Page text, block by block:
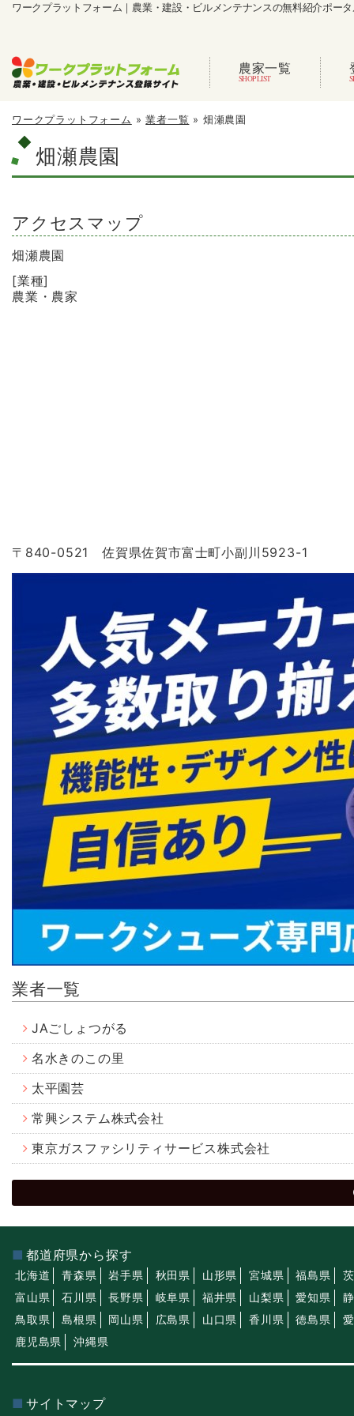
ワークプラットフォーム｜農業・建設・ビルメンテナンスの無料紹介ポー
農家一覧
ワークプラットフォーム »業者一覧 » 畑瀬農園
畑瀬農園
アクセスマップ
畑瀬農園
[業種]
農業・農家
〒840-0521 佐賀県佐賀市富士町小副川5923-1
業者一覧
JAごしょつがる
名水きのこの里
太平園芸
常興システム株式会社
東京ガスファシリティサービス株式会社
都道府県から探す
北海道 青森県 岩手県 秋田県 山形県 宮城県 福島県
富山県
石川県 長野県 岐阜県 福井県 山梨県 愛知県
鳥取県
島根県 岡山県 広島県 山口県 香川県 徳島県
鹿児島県
沖縄県
サイトマップ